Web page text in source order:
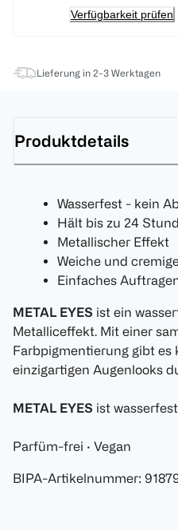
Verfügbarkeit prüfen
Lieferung in 2-3 Werktagen
Produktdetails
Wasserfest - kein
Hält bis zu 24
Metallischer Effekt
Weiche und
Einfaches
METAL EYES ist ein
Metalliceffekt. Mit einer
Farbpigmentierung gibt es
einzigartigen Augenlooks
METAL EYES ist
Parfüm-frei · Vegan
BIPA-Artikelnummer: